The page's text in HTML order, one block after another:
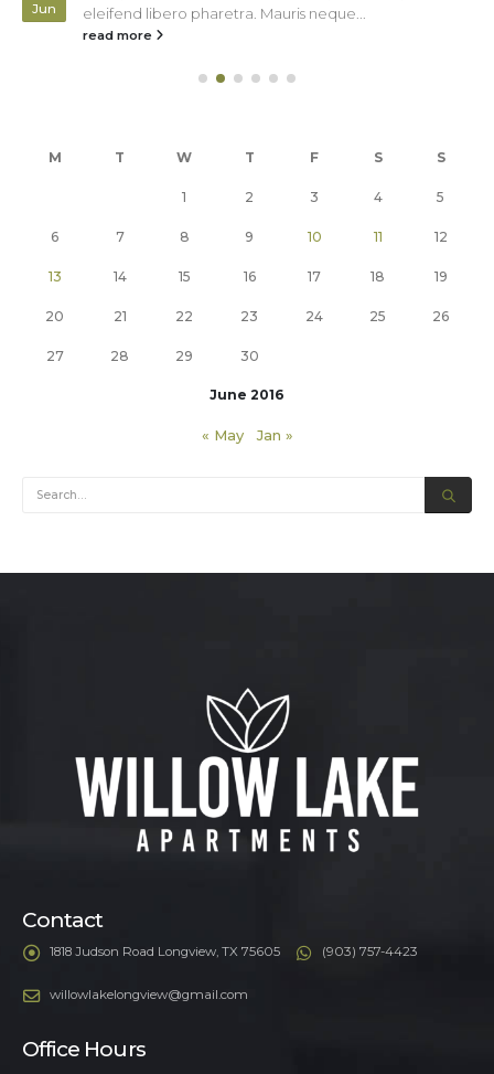
Jun
eleifend libero pharetra. Mauris neque...
read more
June 2016
M T W T F S S
1 2 3 4 5
6 7 8 9 10 11 12
13 14 15 16 17 18 19
20 21 22 23 24 25 26
27 28 29 30
« May Jan »
Contact
1818 Judson Road Longview, TX 75605 (903) 757-4423
willowlakelongview@gmail.com
Office Hours